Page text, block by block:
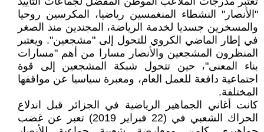
"الأنصار" النشطاء المنغمسين رياضيا، المكرسين روحيا
والمسخرين جسديا لخدمة الرياضة، المجندين منذ الصغر
في إطار الماضي الكروي للتحول إلى "مشجعين". ويعتبر
المنظرون المشجعين والأنصار مسارا من أهم "مسارات
بناء المعنى"، حين تتحول شبكة المشجعين إلى قوة
اجتماعية دافعة للعمل العام، ومعبرة سياسيا عن مواقفها
المختلفة.
كانت أغاني الجماهير الرياضية في الجزائر قبل اندلاع
الحراك الشعبي في (22 فبراير 2019) تعبر عن غضب